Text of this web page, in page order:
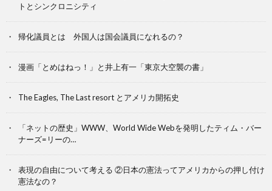
トとシンクロニシティ
帰化議員とは 外国人は国会議員になれるの？
漫画「とめはねっ！」と井上有一「東京大空襲の書」
The Eagles, The Last resort とアメリカ開拓史
「ネットの歴史」WWW、World Wide Webを発明したティム・バー
ナーズ=リーの…
表現の自由について考える ②日本の憲法ってアメリカからの押し付け
憲法なの？